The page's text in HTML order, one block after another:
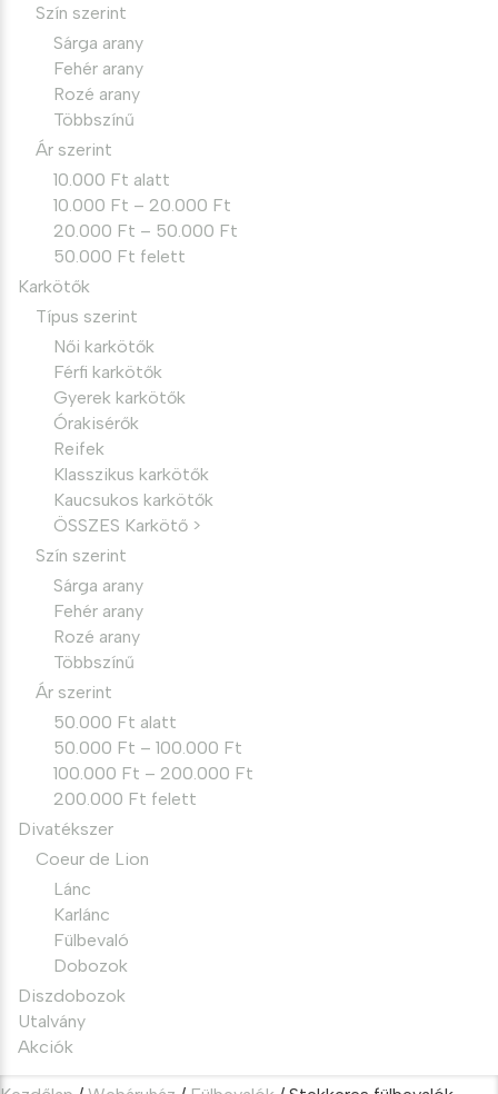
Szín szerint
Sárga arany
Fehér arany
Rozé arany
Többszínű
Ár szerint
10.000 Ft alatt
10.000 Ft – 20.000 Ft
20.000 Ft – 50.000 Ft
50.000 Ft felett
Karkötők
Típus szerint
Női karkötők
Férfi karkötők
Gyerek karkötők
Órakisérők
Reifek
Klasszikus karkötők
Kaucsukos karkötők
ÖSSZES Karkötő >
Szín szerint
Sárga arany
Fehér arany
Rozé arany
Többszínű
Ár szerint
50.000 Ft alatt
50.000 Ft – 100.000 Ft
100.000 Ft – 200.000 Ft
200.000 Ft felett
Divatékszer
Coeur de Lion
Lánc
Karlánc
Fülbevaló
Dobozok
Diszdobozok
Utalvány
Akciók